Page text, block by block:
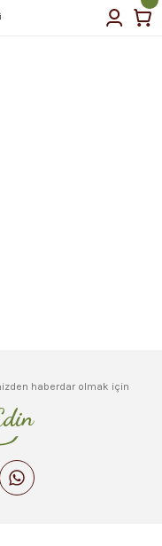
haberdar olmak için